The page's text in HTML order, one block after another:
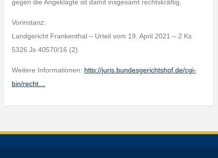
gegen die Angeklagte ist damit insgesamt rechtskräftig.
Vorinstanz:
Landgericht Frankenthal – Urteil vom 19. April 2021 – 2 Ks
5326 Js 40570/16 (2)
Weitere Informationen: http://juris.bundesgerichtshof.de/cgi-
bin/recht…